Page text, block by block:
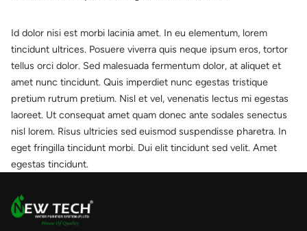
Id dolor nisi est morbi lacinia amet. In eu elementum, lorem
tincidunt ultrices. Posuere viverra quis neque ipsum eros, tortor
tellus orci dolor. Sed malesuada fermentum dolor, at aliquet et
amet nunc tincidunt. Quis imperdiet nunc egestas tristique
pretium rutrum pretium. Nisl et vel, venenatis lectus mi egestas
laoreet. Ut consequat amet quam donec ante sodales senectus
nisl lorem. Risus ultricies sed euismod suspendisse pharetra. In
eget fringilla tincidunt morbi. Dui elit tincidunt sed velit. Amet
egestas tincidunt.